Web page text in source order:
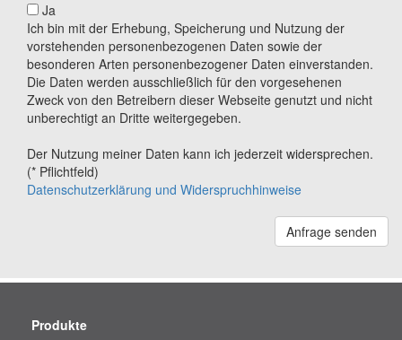
Ja
Ich bin mit der Erhebung, Speicherung und Nutzung der
vorstehenden personenbezogenen Daten sowie der
besonderen Arten personenbezogener Daten einverstanden.
Die Daten werden ausschließlich für den vorgesehenen
Zweck von den Betreibern dieser Webseite genutzt und nicht
unberechtigt an Dritte weitergegeben.
Der Nutzung meiner Daten kann ich jederzeit widersprechen.
(* Pflichtfeld)
Datenschutzerklärung und Widerspruchhinweise
Anfrage senden
Produkte